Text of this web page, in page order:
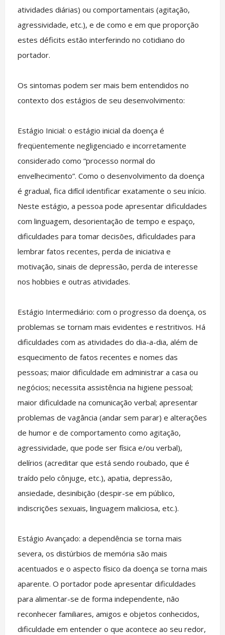
atividades diárias) ou comportamentais (agitação,
agressividade, etc.), e de como e em que proporção
estes déficits estão interferindo no cotidiano do
portador.
Os sintomas podem ser mais bem entendidos no
contexto dos estágios de seu desenvolvimento:
Estágio Inicial: o estágio inicial da doença é
freqüentemente negligenciado e incorretamente
considerado como “processo normal do
envelhecimento”. Como o desenvolvimento da doença
é gradual, fica difícil identificar exatamente o seu início.
Neste estágio, a pessoa pode apresentar dificuldades
com linguagem, desorientação de tempo e espaço,
dificuldades para tomar decisões, dificuldades para
lembrar fatos recentes, perda de iniciativa e
motivação, sinais de depressão, perda de interesse
nos hobbies e outras atividades.
Estágio Intermediário: com o progresso da doença, os
problemas se tornam mais evidentes e restritivos. Há
dificuldades com as atividades do dia-a-dia, além de
esquecimento de fatos recentes e nomes das
pessoas; maior dificuldade em administrar a casa ou
negócios; necessita assistência na higiene pessoal;
maior dificuldade na comunicação verbal; apresentar
problemas de vagância (andar sem parar) e alterações
de humor e de comportamento como agitação,
agressividade, que pode ser física e/ou verbal),
delírios (acreditar que está sendo roubado, que é
traído pelo cônjuge, etc.), apatia, depressão,
ansiedade, desinibição (despir-se em público,
indiscrições sexuais, linguagem maliciosa, etc.).
Estágio Avançado: a dependência se torna mais
severa, os distúrbios de memória são mais
acentuados e o aspecto físico da doença se torna mais
aparente. O portador pode apresentar dificuldades
para alimentar-se de forma independente, não
reconhecer familiares, amigos e objetos conhecidos,
dificuldade em entender o que acontece ao seu redor,